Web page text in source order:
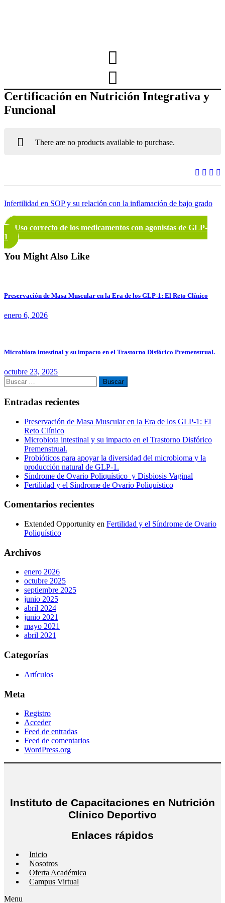
Certificación en Nutrición Integrativa y
Funcional
There are no products available to purchase.
Navegación
de
entradas
Infertilidad en SOP y su relación con la inflamación de bajo grado
Uso correcto de los medicamentos con agonistas de GLP-
1
You Might Also Like
Preservación de Masa Muscular en la Era de los GLP-1: El Reto Clínico
enero 6, 2026
Microbiota intestinal y su impacto en el Trastorno Disfórico Premenstrual.
octubre 23, 2025
Buscar:
Entradas recientes
Preservación de Masa Muscular en la Era de los GLP-1: El
Reto Clínico
Microbiota intestinal y su impacto en el Trastorno Disfórico
Premenstrual.
Probióticos para apoyar la diversidad del microbioma y la
producción natural de GLP-1.
Síndrome de Ovario Poliquístico y Disbiosis Vaginal
Fertilidad y el Síndrome de Ovario Poliquístico
Comentarios recientes
Extended Opportunity en Fertilidad y el Síndrome de Ovario
Poliquístico
Archivos
enero 2026
octubre 2025
septiembre 2025
junio 2025
abril 2024
junio 2021
mayo 2021
abril 2021
Categorías
Artículos
Meta
Registro
Acceder
Feed de entradas
Feed de comentarios
WordPress.org
Instituto de Capacitaciones en Nutrición
Clínico Deportivo
Enlaces rápidos
Inicio
Nosotros
Oferta Académica
Campus Virtual
Menu